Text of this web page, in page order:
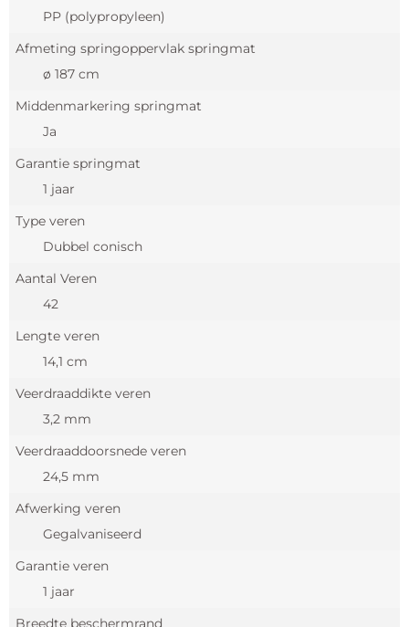
PP (polypropyleen)
Afmeting springoppervlak springmat
ø 187 cm
Middenmarkering springmat
Ja
Garantie springmat
1 jaar
Type veren
Dubbel conisch
Aantal Veren
42
Lengte veren
14,1 cm
Veerdraaddikte veren
3,2 mm
Veerdraaddoorsnede veren
24,5 mm
Afwerking veren
Gegalvaniseerd
Garantie veren
1 jaar
Breedte beschermrand